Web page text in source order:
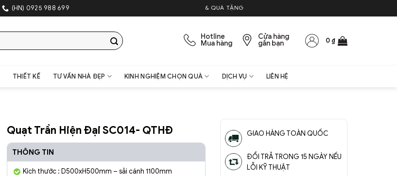
(HN) 0925 988 699 SHOWROOM TRANG TRÍ NỘI THẤT & QUÀ TẶNG
Hotline
Mua hàng
Cửa hàng
gần bạn 0 ₫
THIẾT KẾ TƯ VẤN NHÀ ĐẸP KINH NGHIỆM CHỌN QUÀ DỊCH VỤ LIÊN HỆ
Quạt Trần Hiện Đại SC014- QTHĐ
THÔNG TIN
Kích thước : D500xH500mm – sải cánh 1100mm
GIAO HÀNG TOÀN QUỐC
ĐỔI TRẢ TRONG 15 NGÀY NẾU
LỖI KỸ THUẬT